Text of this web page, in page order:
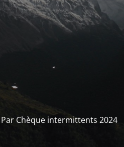
Par Chèque intermittents 2024